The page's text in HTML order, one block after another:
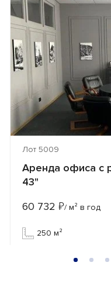
Лот 5009
Аренда офиса с
43"
60 732 ₽/ м² в год
250 м²